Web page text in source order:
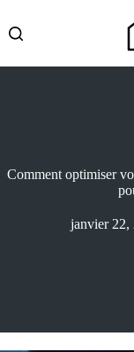
contenu
Comment optimiser
janvier 22,